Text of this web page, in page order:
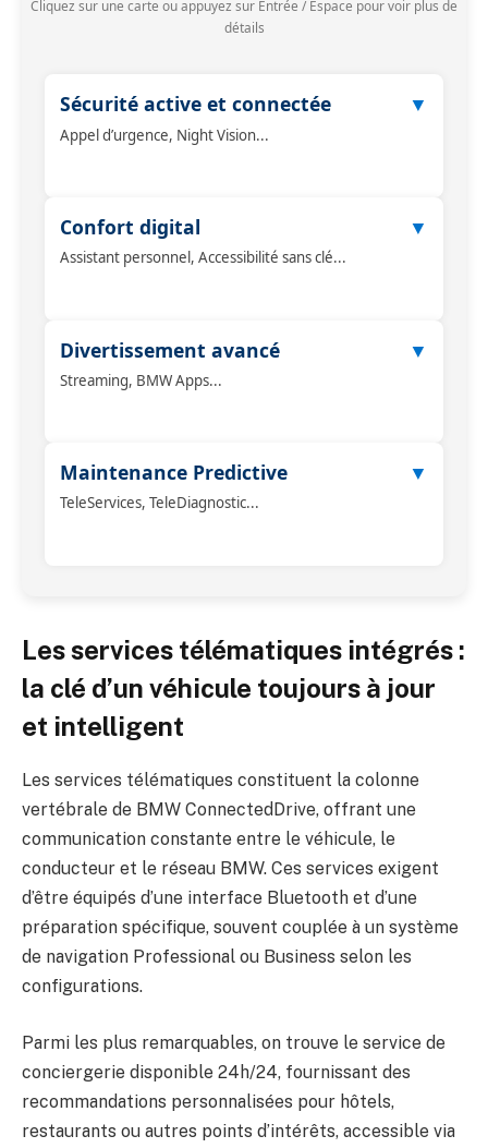
Cliquez sur une carte ou appuyez sur Entrée / Espace pour voir plus de
détails
Sécurité active et connectée ▼
Appel d’urgence, Night Vision...
Confort digital ▼
Assistant personnel, Accessibilité sans clé...
Divertissement avancé ▼
Streaming, BMW Apps...
Maintenance Predictive ▼
TeleServices, TeleDiagnostic...
Les services télématiques intégrés :
la clé d’un véhicule toujours à jour
et intelligent
Les services télématiques constituent la colonne
vertébrale de BMW ConnectedDrive, offrant une
communication constante entre le véhicule, le
conducteur et le réseau BMW. Ces services exigent
d’être équipés d’une interface Bluetooth et d’une
préparation spécifique, souvent couplée à un système
de navigation Professional ou Business selon les
configurations.
Parmi les plus remarquables, on trouve le service de
conciergerie disponible 24h/24, fournissant des
recommandations personnalisées pour hôtels,
restaurants ou autres points d’intérêts, accessible via